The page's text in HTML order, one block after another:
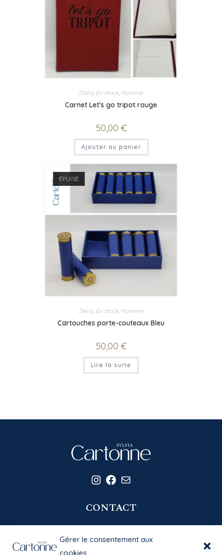
Gérer le consentement aux
cookies
Déco, En stock, Homme
Carnet Let’s go tripot rouge
50,00 €
Ajouter au panier
ÉPUISÉ
Déco, En stock, Homme
Cartouches porte-couteaux Bleu
50,00 €
Lire la suite
Instagram
Facebook
E-mail
CONTACT
contact@sylviacartonne.fr